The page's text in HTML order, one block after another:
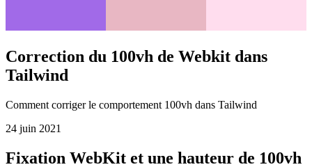
Correction du 100vh de Webkit dans
Tailwind
Comment corriger le comportement 100vh dans Tailwind